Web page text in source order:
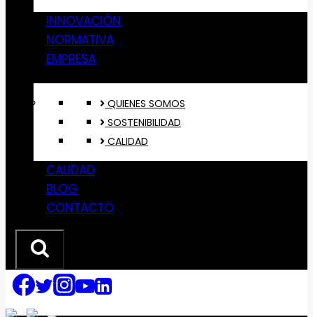
INNOVACIÓN
NORMATIVA
EMPRESA
QUIENES SOMOS
SOSTENIBILIDAD
CALIDAD
CALIDAD
BLOG
CONTACTO